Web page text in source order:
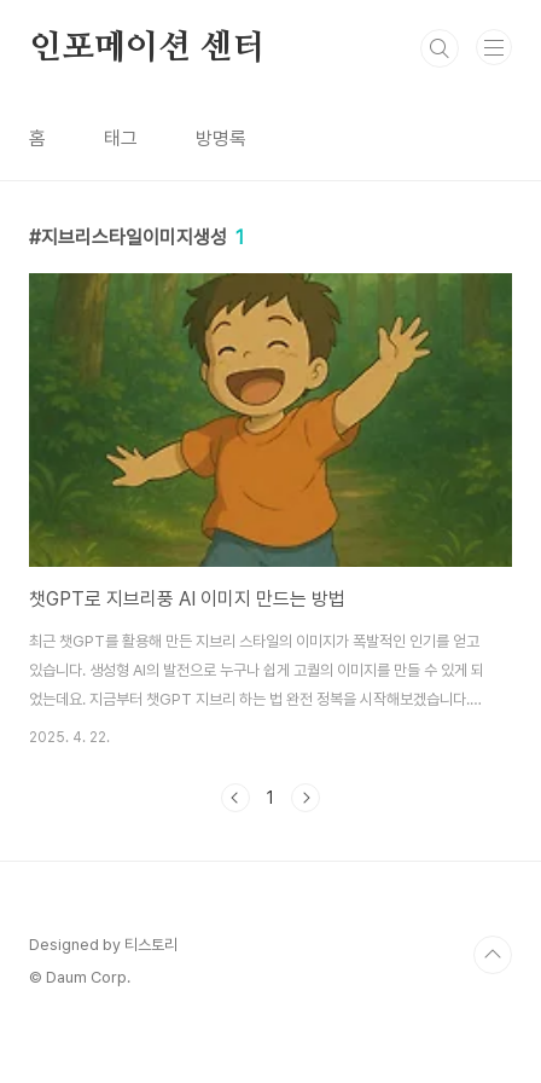
인포메이션 센터
홈 태그 방명록
지브리스타일이미지생성 1
챗GPT로 지브리풍 AI 이미지 만드는 방법
최근 챗GPT를 활용해 만든 지브리 스타일의 이미지가 폭발적인 인기를 얻고
있습니다. 생성형 AI의 발전으로 누구나 쉽게 고퀄의 이미지를 만들 수 있게 되
었는데요. 지금부터 챗GPT 지브리 하는 법 완전 정복을 시작해보겠습니다.
Chat GPT로 지브리 스타일 이미지 생성하는 방법1. ChatGPT 로그인 먼저
지만, AI 이미지 생성 기능을 사용하기 위해서는 로그인이 반드시 필요합니다.
2025. 4. 22.
1
Designed by 티스토리
© Daum Corp.